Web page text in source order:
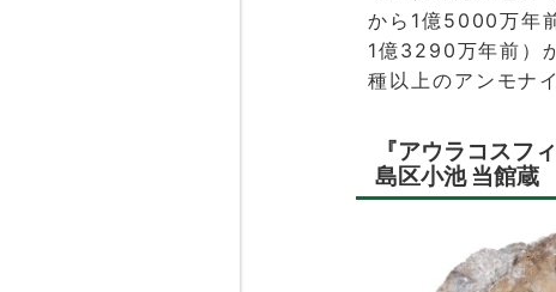
から1億5000万年
1億3290万年前）
種以上のアンモナ
『アウラコスフ
島区小池 当館蔵